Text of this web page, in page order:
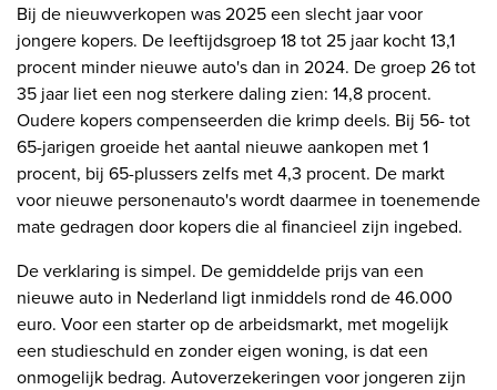
Bij de nieuwverkopen was 2025 een slecht jaar voor
jongere kopers. De leeftijdsgroep 18 tot 25 jaar kocht 13,1
procent minder nieuwe auto's dan in 2024. De groep 26 tot
35 jaar liet een nog sterkere daling zien: 14,8 procent.
Oudere kopers compenseerden die krimp deels. Bij 56- tot
65-jarigen groeide het aantal nieuwe aankopen met 1
procent, bij 65-plussers zelfs met 4,3 procent. De markt
voor nieuwe personenauto's wordt daarmee in toenemende
mate gedragen door kopers die al financieel zijn ingebed.
De verklaring is simpel. De gemiddelde prijs van een
nieuwe auto in Nederland ligt inmiddels rond de 46.000
euro. Voor een starter op de arbeidsmarkt, met mogelijk
een studieschuld en zonder eigen woning, is dat een
onmogelijk bedrag. Autoverzekeringen voor jongeren zijn